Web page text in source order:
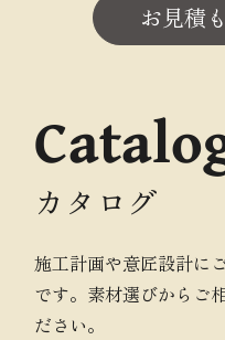
お見積
カタログ
施工計画や意匠設計に
です。素材選びからご
ださい。